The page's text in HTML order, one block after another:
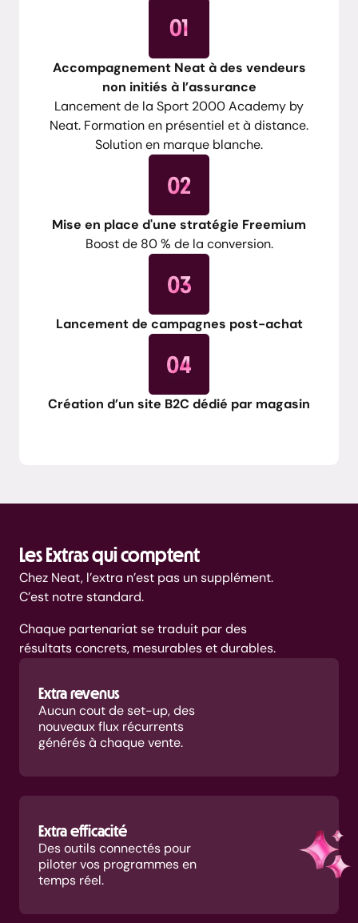
Accompagnement Neat à des vendeurs
non initiés à l’assurance
Lancement de la Sport 2000 Academy by
Neat. Formation en présentiel et à distance.
Solution en marque blanche.
Mise en place d'une stratégie Freemium
Boost de 80 % de la conversion.
Lancement de campagnes post-achat
Création d’un site B2C dédié par magasin
Les Extras qui comptent
Chez Neat, l’extra n’est pas un supplément.
C’est notre standard.
Chaque partenariat se traduit par des
résultats concrets, mesurables et durables.
Extra revenus
Aucun cout de set-up, des
nouveaux flux récurrents
générés à chaque vente.
Extra efficacité
Des outils connectés pour
piloter vos programmes en
temps réel.